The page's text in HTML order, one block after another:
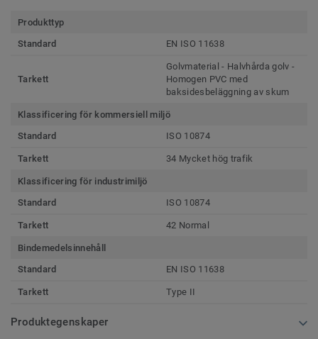
Produkttyp
Standard
EN ISO 11638
Tarkett
Golvmaterial - Halvhårda golv -
Homogen PVC med
baksidesbeläggning av skum
Klassificering för kommersiell miljö
Standard
ISO 10874
Tarkett 34 Mycket hög trafik
Klassificering för industrimiljö
Standard
ISO 10874
Tarkett 42 Normal
Bindemedelsinnehåll
Standard
EN ISO 11638
Tarkett Type II
Produktegenskaper